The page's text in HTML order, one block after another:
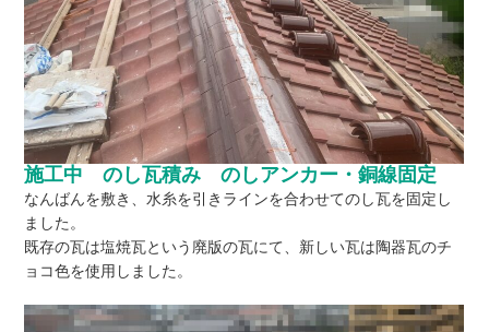
施工中 のし瓦積み のしアンカー・銅線固定
なんばんを敷き、水糸を引きラインを合わせてのし瓦を固定し
ました。
既存の瓦は塩焼瓦という廃版の瓦にて、新しい瓦は陶器瓦のチ
ョコ色を使用しました。